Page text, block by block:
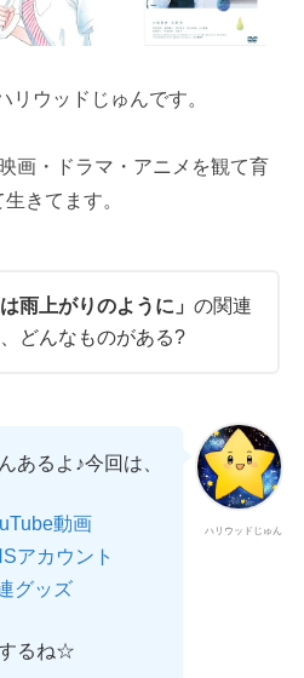
リウッドじゅんです。
画・ドラマ・アニメを観て育
きてます。
は雨上がりのように」 の関連
どんなものがある?
ハリウッドじゅん
あるよ♪今回は、
動画
アカウント
グッズ
るね☆